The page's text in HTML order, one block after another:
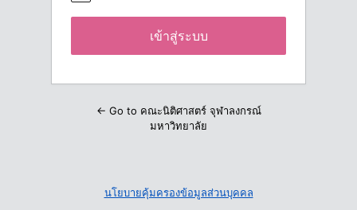
← Go to คณะนิติศาสตร์ จุฬาลงกรณ์
มหาวิทยาลัย
นโยบายคุ้มครองข้อมูลส่วนบุคคล